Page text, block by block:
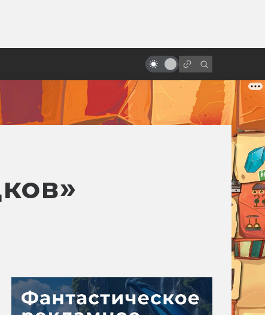
Все фильмы про короля Артура